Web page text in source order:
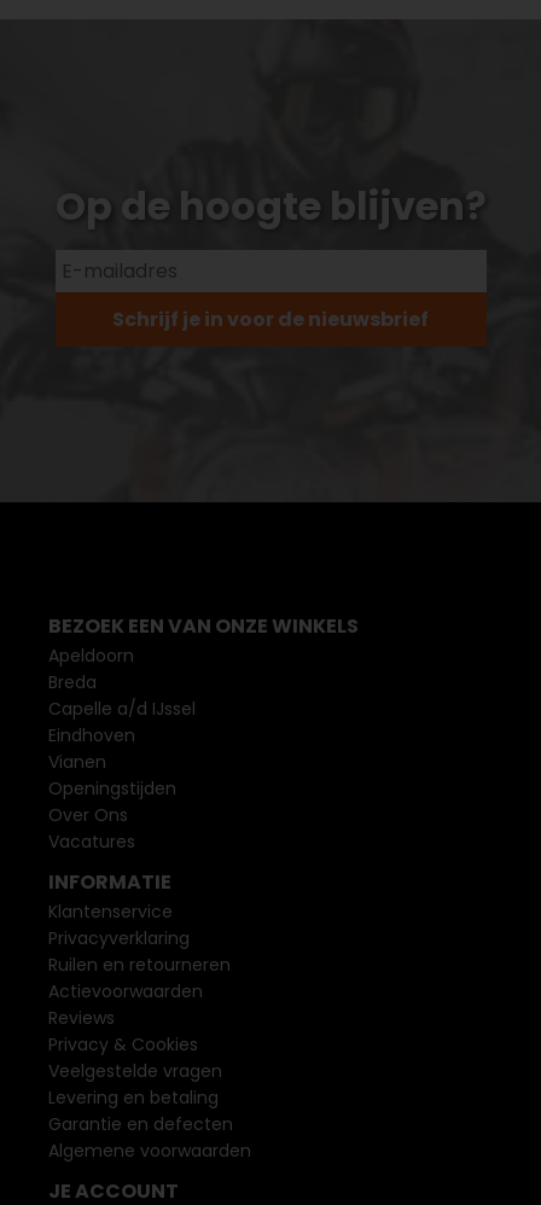
Op de hoogte blijven?
Schrijf je in voor de nieuwsbrief
BEZOEK EEN VAN ONZE WINKELS
Apeldoorn
Breda
Capelle a/d IJssel
Eindhoven
Vianen
Openingstijden
Over Ons
Vacatures
INFORMATIE
Klantenservice
Privacyverklaring
Ruilen en retourneren
Actievoorwaarden
Reviews
Privacy & Cookies
Veelgestelde vragen
Levering en betaling
Garantie en defecten
Algemene voorwaarden
JE ACCOUNT